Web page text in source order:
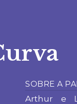
SOBRE A
Arthur e